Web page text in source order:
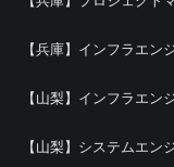
【兵庫】インフラエン
【山梨】インフラエン
【山梨】システムエン